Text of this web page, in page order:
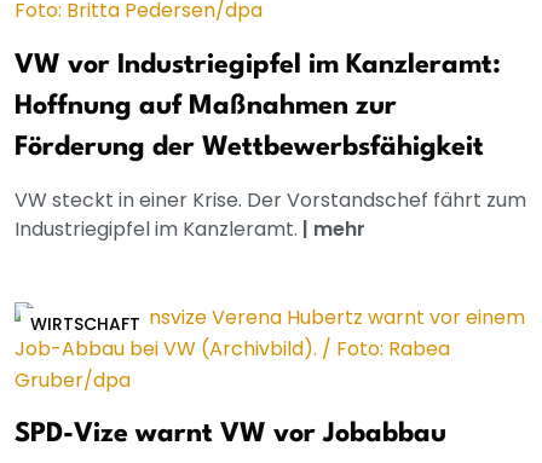
VW vor Industriegipfel im Kanzleramt:
Hoffnung auf Maßnahmen zur
Förderung der Wettbewerbsfähigkeit
VW steckt in einer Krise. Der Vorstandschef fährt zum
Industriegipfel im Kanzleramt. | mehr
WIRTSCHAFT
SPD-Vize warnt VW vor Jobabbau